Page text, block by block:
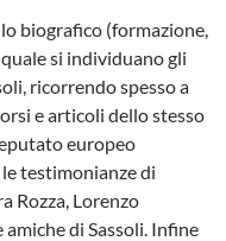
biografico (formazione,
si individuano gli
ricorrendo spesso a
e articoli dello stesso
europeo
testimonianze di
Rozza, Lorenzo
di Sassoli. Infine